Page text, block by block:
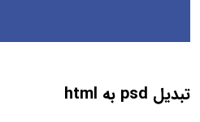
تبدیل psd به html